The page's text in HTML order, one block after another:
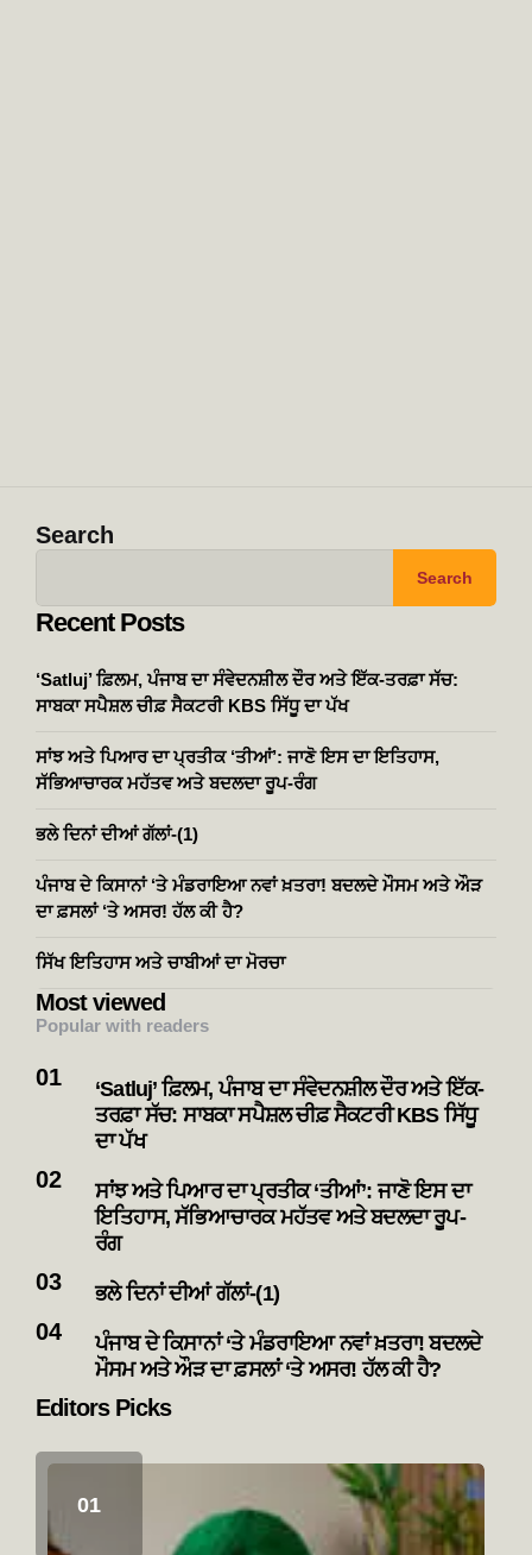
Search
Search
Recent Posts
‘Satluj’ ਫ਼ਿਲਮ, ਪੰਜਾਬ ਦਾ ਸੰਵੇਦਨਸ਼ੀਲ ਦੌਰ ਅਤੇ ਇੱਕ-ਤਰਫ਼ਾ ਸੱਚ:
ਸਾਬਕਾ ਸਪੈਸ਼ਲ ਚੀਫ਼ ਸੈਕਟਰੀ KBS ਸਿੱਧੂ ਦਾ ਪੱਖ
ਸਾਂਝ ਅਤੇ ਪਿਆਰ ਦਾ ਪ੍ਰਤੀਕ ‘ਤੀਆਂ’: ਜਾਣੋ ਇਸ ਦਾ ਇਤਿਹਾਸ,
ਸੱਭਿਆਚਾਰਕ ਮਹੱਤਵ ਅਤੇ ਬਦਲਦਾ ਰੂਪ-ਰੰਗ
ਭਲੇ ਦਿਨਾਂ ਦੀਆਂ ਗੱਲਾਂ-(1)
ਪੰਜਾਬ ਦੇ ਕਿਸਾਨਾਂ ‘ਤੇ ਮੰਡਰਾਇਆ ਨਵਾਂ ਖ਼ਤਰਾ! ਬਦਲਦੇ ਮੌਸਮ ਅਤੇ ਔੜ
ਦਾ ਫ਼ਸਲਾਂ ‘ਤੇ ਅਸਰ! ਹੱਲ ਕੀ ਹੈ?
ਸਿੱਖ ਇਤਿਹਾਸ ਅਤੇ ਚਾਬੀਆਂ ਦਾ ਮੋਰਚਾ
Most viewed
Popular with readers
‘Satluj’ ਫ਼ਿਲਮ, ਪੰਜਾਬ ਦਾ ਸੰਵੇਦਨਸ਼ੀਲ ਦੌਰ ਅਤੇ ਇੱਕ-
ਤਰਫ਼ਾ ਸੱਚ: ਸਾਬਕਾ ਸਪੈਸ਼ਲ ਚੀਫ਼ ਸੈਕਟਰੀ KBS ਸਿੱਧੂ
ਦਾ ਪੱਖ
ਸਾਂਝ ਅਤੇ ਪਿਆਰ ਦਾ ਪ੍ਰਤੀਕ ‘ਤੀਆਂ’: ਜਾਣੋ ਇਸ ਦਾ
ਇਤਿਹਾਸ, ਸੱਭਿਆਚਾਰਕ ਮਹੱਤਵ ਅਤੇ ਬਦਲਦਾ ਰੂਪ-
ਰੰਗ
ਭਲੇ ਦਿਨਾਂ ਦੀਆਂ ਗੱਲਾਂ-(1)
ਪੰਜਾਬ ਦੇ ਕਿਸਾਨਾਂ ‘ਤੇ ਮੰਡਰਾਇਆ ਨਵਾਂ ਖ਼ਤਰਾ! ਬਦਲਦੇ
ਮੌਸਮ ਅਤੇ ਔੜ ਦਾ ਫ਼ਸਲਾਂ ‘ਤੇ ਅਸਰ! ਹੱਲ ਕੀ ਹੈ?
Editors Picks